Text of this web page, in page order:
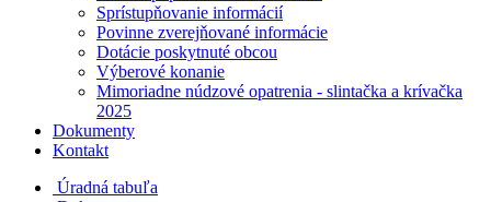
Sprístupňovanie informácií
Povinne zverejňované informácie
Dotácie poskytnuté obcou
Výberové konanie
Mimoriadne núdzové opatrenia - slintačka a krívačka
2025
Dokumenty
Kontakt
Úradná tabuľa